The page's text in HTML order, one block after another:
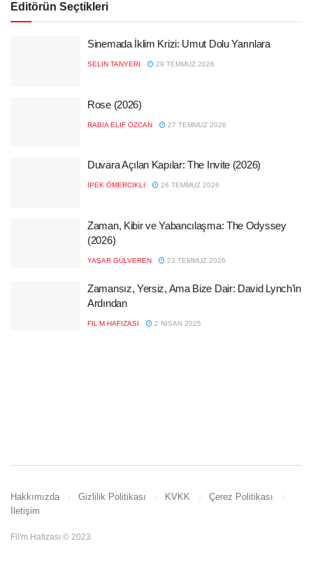
Editörün Seçtikleri
Sinemada İklim Krizi: Umut Dolu Yarınlara
SELIN TANYERI 29 TEMMUZ 2026
Rose (2026)
RABIA ELIF ÖZCAN 27 TEMMUZ 2026
Duvara Açılan Kapılar: The Invite (2026)
İPEK ÖMERCIKLI 26 TEMMUZ 2026
Zaman, Kibir ve Yabancılaşma: The Odyssey
(2026)
YAŞAR GÜLVEREN 23 TEMMUZ 2026
Zamansız, Yersiz, Ama Bize Dair: David Lynch’in
Ardından
FIL'M HAFIZASI 2 NISAN 2025
Hakkımızda Gizlilik Politikası KVKK
Çerez Politikası
İletişim
Fil'm Hafızası © 2023